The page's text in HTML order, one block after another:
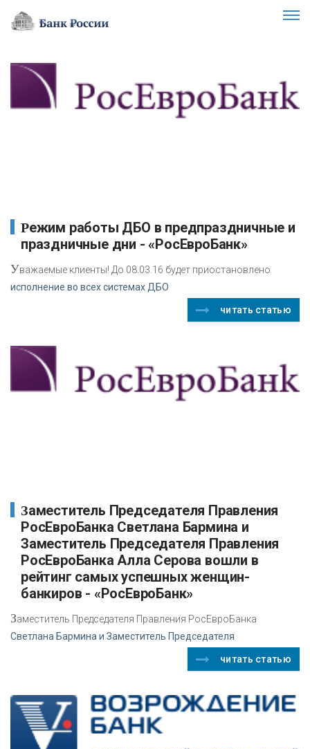
Режим работы ДБО в предпраздничные и
праздничные дни - «РосЕвроБанк»
Уважаемые клиенты! До 08.03.16 будет приостановлено
исполнение во всех системах ДБО
читать статью
Заместитель Председателя Правления
РосЕвроБанка Светлана Бармина и
Заместитель Председателя Правления
РосЕвроБанка Алла Серова вошли в
рейтинг самых успешных женщин-
банкиров - «РосЕвроБанк»
Заместитель Председателя Правления РосЕвроБанка
Светлана Бармина и Заместитель Председателя
читать статью